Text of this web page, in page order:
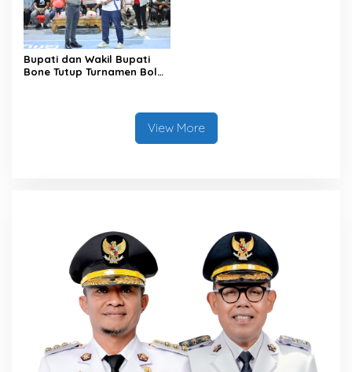
Bupati dan Wakil Bupati
Bone Tutup Turnamen Bola
View More